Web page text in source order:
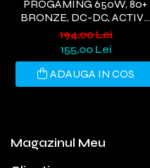
PROGAMING 650W, 80+
BRONZE, DC-DC, ACTIVE
PFC,NEGRU
194,00 Lei
155,00 Lei
ADAUGA IN COS
Magazinul Meu